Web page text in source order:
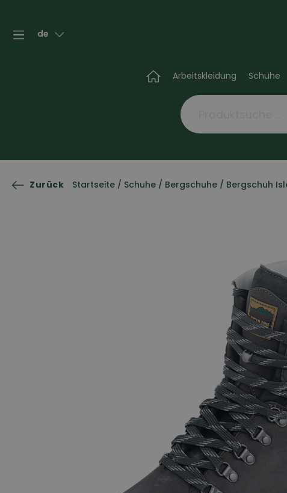
de
Arbeitskleidung Schuhe
Zurück Startseite / Schuhe / Bergschuhe / Bergschuh